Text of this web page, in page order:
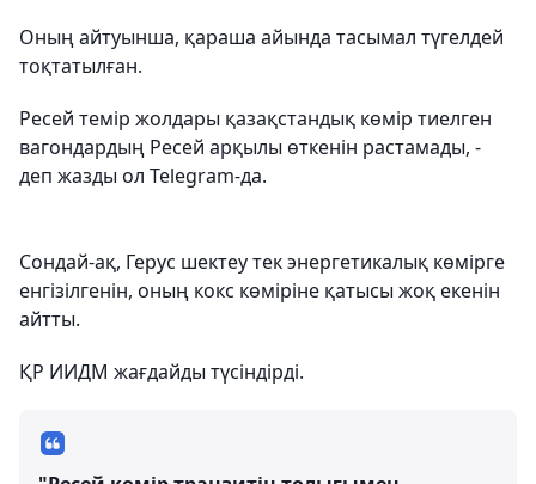
Оның айтуынша, қараша айында тасымал түгелдей
тоқтатылған.
Ресей темір жолдары қазақстандық көмір тиелген
вагондардың Ресей арқылы өткенін растамады, -
деп жазды ол Telegram-да.
Сондай-ақ, Герус шектеу тек энергетикалық көмірге
енгізілгенін, оның кокс көміріне қатысы жоқ екенін
айтты.
ҚР ИИДМ жағдайды түсіндірді.